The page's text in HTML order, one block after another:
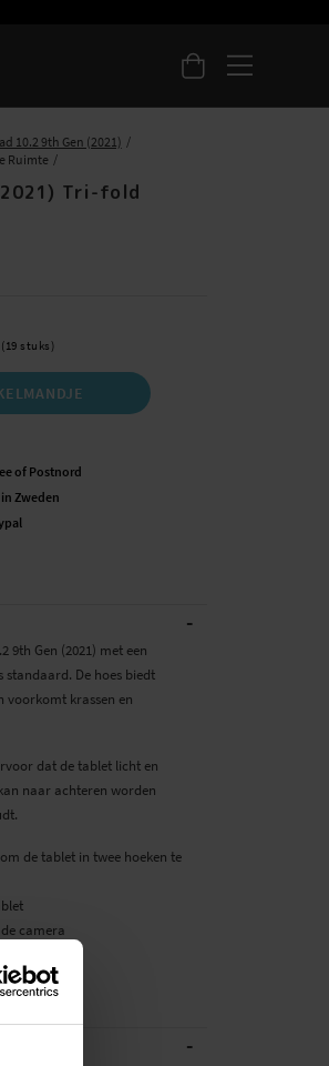
10.2 9th Gen (2021)
Ruimte
Tri-fold
stuks)
of Postnord
Zweden
-
9th Gen (2021) met een
De hoes biedt
voorkomt krassen en
dat de tablet licht en
naar achteren worden
de tablet in twee hoeken te
camera
-